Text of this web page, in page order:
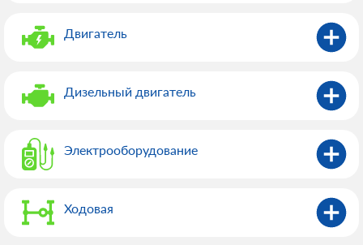
Двигатель
Дизельный двигатель
Электрооборудованиe
Ходовая